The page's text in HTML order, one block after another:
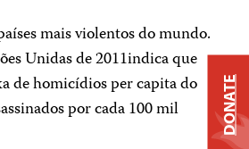
mais violentos do mundo.
Unidas de 2011indica que
de homicídios per capita do
por cada 100 mil
DONATE